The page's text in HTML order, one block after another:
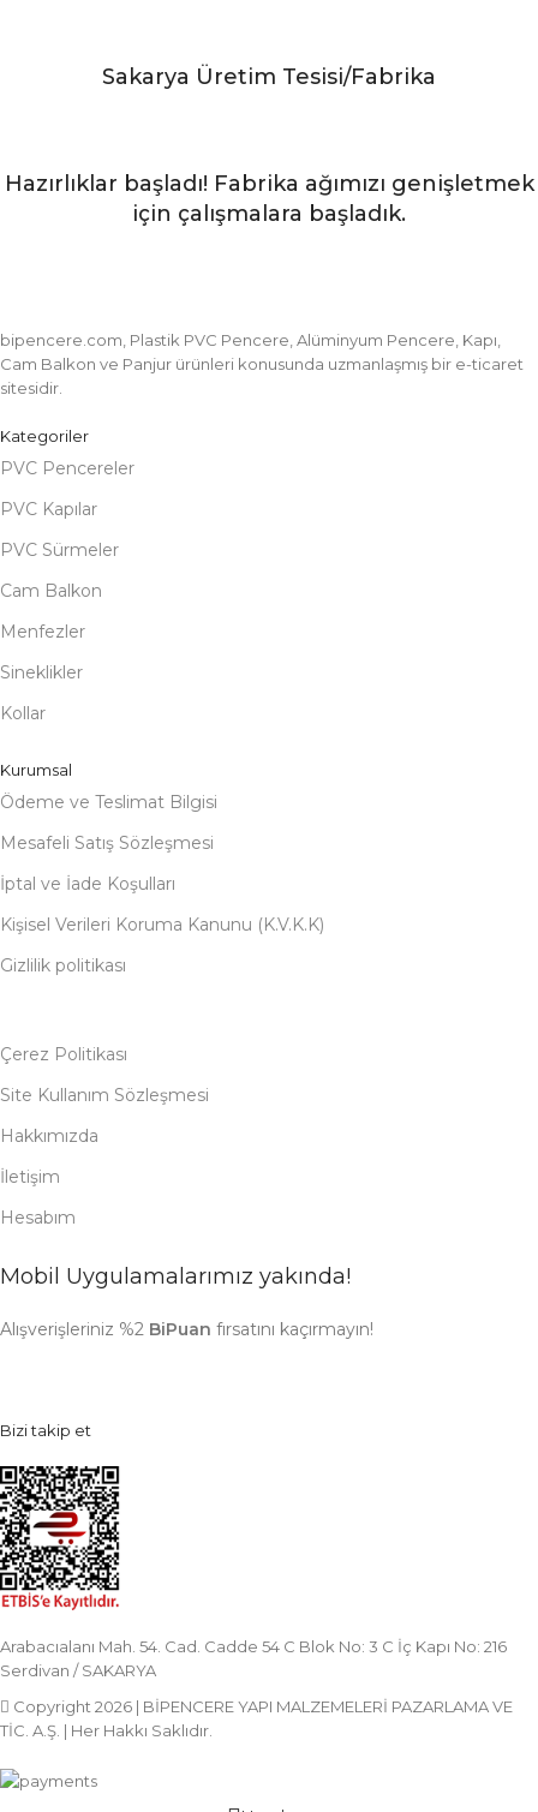
Sakarya Üretim Tesisi/Fabrika
Hazırlıklar başladı! Fabrika ağımızı genişletmek
için çalışmalara başladık.
bipencere.com, Plastik PVC Pencere, Alüminyum Pencere, Kapı,
Cam Balkon ve Panjur ürünleri konusunda uzmanlaşmış bir e-ticaret
sitesidir.
Kategoriler
PVC Pencereler
PVC Kapılar
PVC Sürmeler
Cam Balkon
Menfezler
Sineklikler
Kollar
Kurumsal
Ödeme ve Teslimat Bilgisi
Mesafeli Satış Sözleşmesi
İptal ve İade Koşulları
Kişisel Verileri Koruma Kanunu (K.V.K.K)
Gizlilik politikası
Çerez Politikası
Site Kullanım Sözleşmesi
Hakkımızda
İletişim
Hesabım
Mobil Uygulamalarımız yakında!
Alışverişleriniz %2 BiPuan fırsatını kaçırmayın!
Bizi takip et
Arabacıalanı Mah. 54. Cad. Cadde 54 C Blok No: 3 C İç Kapı No: 216
Serdivan / SAKARYA
Copyright 2026 | BİPENCERE YAPI MALZEMELERİ PAZARLAMA VE
TİC. A.Ş. | Her Hakkı Saklıdır.